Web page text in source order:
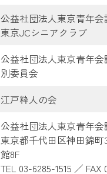
公益社団法人東京青年会
東京JCシニアクラブ
公益社団法人東京青年
別委員会
江戸粋人の会
公益社団法人東京青年
東京都千代田区神田錦
館8F
TEL 03-6285-1515 ／ FAX